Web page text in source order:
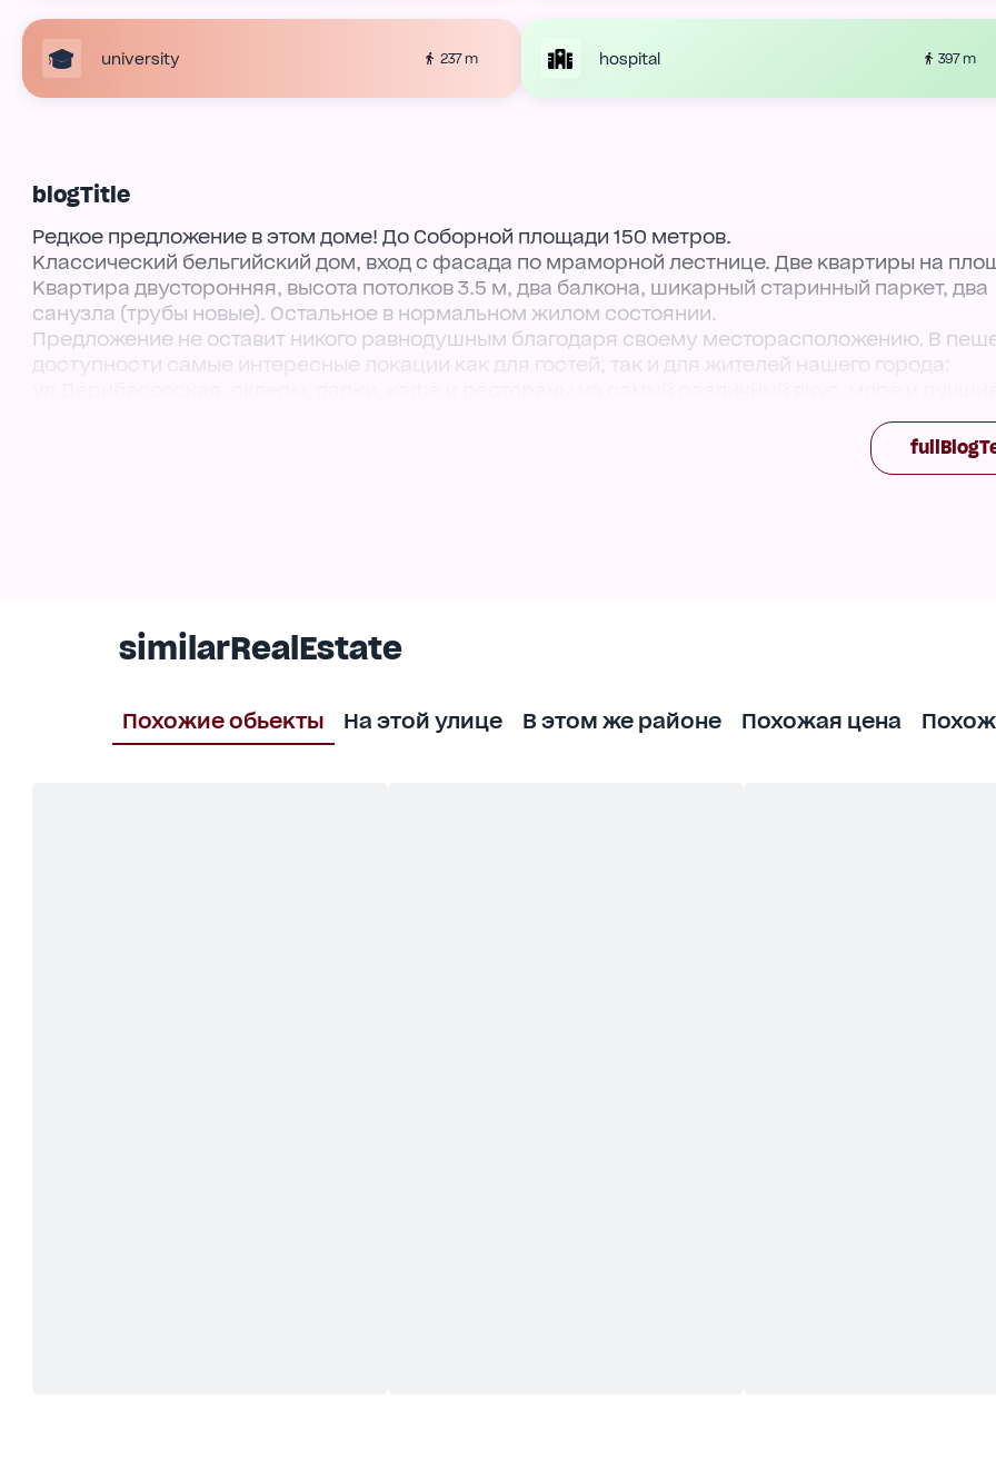
university 237 m hospital 397 m
blogTitle
Редкое предложение в этом доме! До Соборной площади 150 метров.
Классический бельгийский дом, вход с фасада по мраморной лестнице. Две квартиры на
Квартира двусторонняя, высота потолков 3.5 м, два балкона, шикарный старинный паркет, два
санузла (трубы новые). Остальное в нормальном жилом состоянии.
Предложение не оставит никого равнодушным благодаря своему месторасположению. В
доступности самые интересные локации как для гостей, так и для жителей нашего города:
similarRealEstate
Похожие обьекты На этой улице В этом же районе Похожая цена